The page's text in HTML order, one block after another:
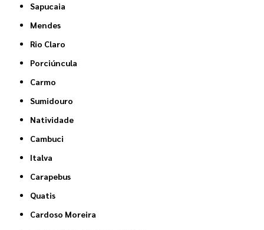
Sapucaia
Mendes
Rio Claro
Porciúncula
Carmo
Sumidouro
Natividade
Cambuci
Italva
Carapebus
Quatis
Cardoso Moreira